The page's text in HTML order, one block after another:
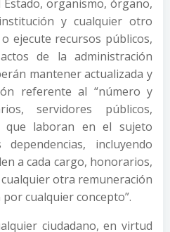
organismo, órgano,
y cualquier otro
ejecute recursos públicos,
de la administración
mantener actualizada y
referente al “número y
servidores públicos,
que laboran en el sujeto
incluyendo
a cada cargo, honorarios,
otra remuneración
cualquier concepto”.
ciudadano, en virtud